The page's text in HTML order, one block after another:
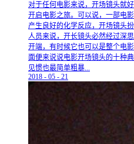
对于任何电影来说，开场镜头就
开启电影之旅。可以说，一部电
产生良好的化学反应，开场镜头
人员来说，开长镜头必然经过深
开端，有时候它也可以是整个电
面便来说说电影开场镜头的十种
见惯也最简单粗暴...
2018 - 05 - 21